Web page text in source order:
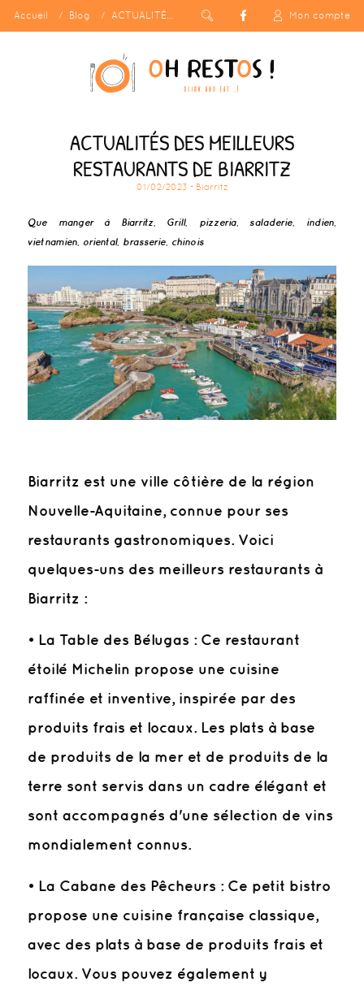
Accueil Blog ACTUALITÉS DES MEILLEURS RESTAURANTS DE BIARRITZ Mon compte
ACTUALITÉS DES MEILLEURS
RESTAURANTS DE BIARRITZ
01/02/2023 - Biarritz
Que manger à Biarritz, Grill, pizzeria, saladerie, indien,
vietnamien, oriental, brasserie, chinois
Biarritz est une ville côtière de la région
Nouvelle-Aquitaine, connue pour ses
restaurants gastronomiques. Voici
quelques-uns des meilleurs restaurants à
Biarritz :
• La Table des Bélugas : Ce restaurant
étoilé Michelin propose une cuisine
raffinée et inventive, inspirée par des
produits frais et locaux. Les plats à base
de produits de la mer et de produits de la
terre sont servis dans un cadre élégant et
sont accompagnés d'une sélection de vins
mondialement connus.
• La Cabane des Pêcheurs : Ce petit bistro
propose une cuisine française classique,
avec des plats à base de produits frais et
locaux. Vous pouvez également y